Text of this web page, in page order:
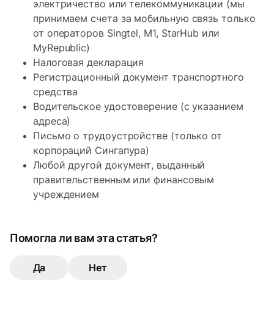
электричество или телекоммуникации (мы
принимаем счета за мобильную связь только
от операторов Singtel, M1, StarHub или
MyRepublic)
Налоговая декларация
Регистрационный документ транспортного
средства
Водительское удостоверение (с указанием
адреса)
Письмо о трудоустройстве (только от
корпораций Сингапура)
Любой другой документ, выданный
правительственным или финансовым
учреждением
Помогла ли вам эта статья?
Да Нет